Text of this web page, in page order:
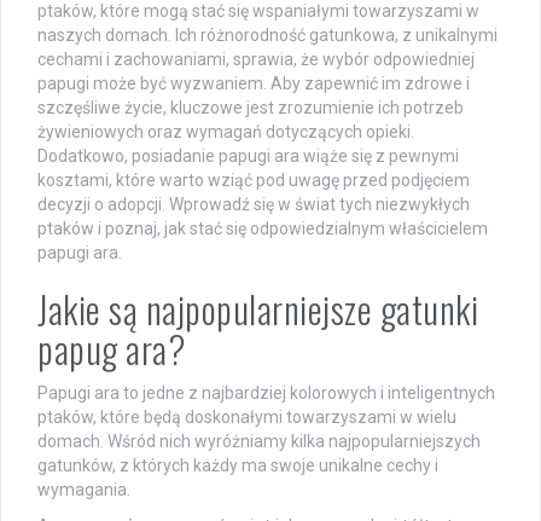
ptaków, które mogą stać się wspaniałymi towarzyszami w
naszych domach. Ich różnorodność gatunkowa, z unikalnymi
cechami i zachowaniami, sprawia, że wybór odpowiedniej
papugi może być wyzwaniem. Aby zapewnić im zdrowe i
szczęśliwe życie, kluczowe jest zrozumienie ich potrzeb
żywieniowych oraz wymagań dotyczących opieki.
Dodatkowo, posiadanie papugi ara wiąże się z pewnymi
kosztami, które warto wziąć pod uwagę przed podjęciem
decyzji o adopcji. Wprowadź się w świat tych niezwykłych
ptaków i poznaj, jak stać się odpowiedzialnym właścicielem
papugi ara.
Jakie są najpopularniejsze gatunki
papug ara?
Papugi ara to jedne z najbardziej kolorowych i inteligentnych
ptaków, które będą doskonałymi towarzyszami w wielu
domach. Wśród nich wyróżniamy kilka najpopularniejszych
gatunków, z których każdy ma swoje unikalne cechy i
wymagania.